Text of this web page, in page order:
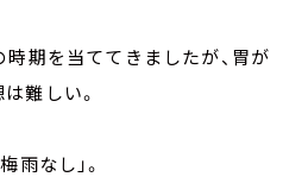
時期を当ててきましたが、胃が
難しい。
雨なし」。